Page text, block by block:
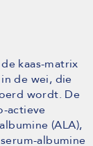
kaas-matrix
de wei, die
wordt. De
actieve
(ALA),
albumine